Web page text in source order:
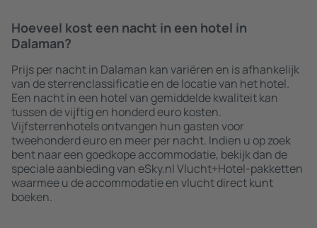
Hoeveel kost een nacht in een hotel in
Dalaman?
Prijs per nacht in Dalaman kan variëren en is afhankelijk
van de sterrenclassificatie en de locatie van het hotel.
Een nacht in een hotel van gemiddelde kwaliteit kan
tussen de vijftig en honderd euro kosten.
Vijfsterrenhotels ontvangen hun gasten voor
tweehonderd euro en meer per nacht. Indien u op zoek
bent naar een goedkope accommodatie, bekijk dan de
speciale aanbieding van eSky.nl Vlucht+Hotel-pakketten
waarmee u de accommodatie en vlucht direct kunt
boeken.